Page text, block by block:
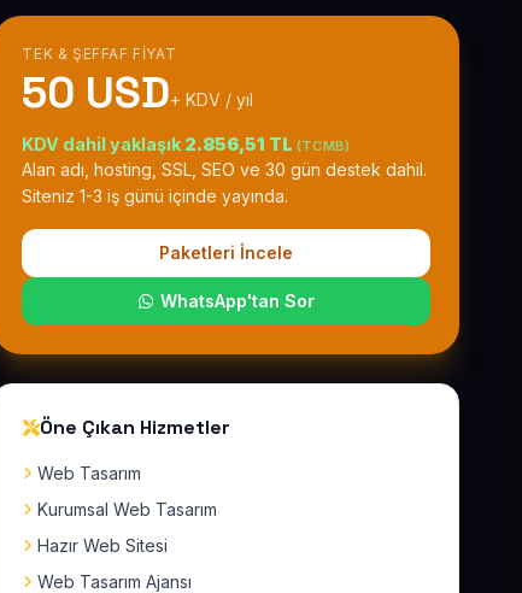
TEK & ŞEFFAF FIYAT
50 USD+ KDV / yıl
KDV dahil yaklaşık 2.856,51 TL (TCMB)
Alan adı, hosting, SSL, SEO ve 30 gün destek dahil.
Siteniz 1-3 iş günü içinde yayında.
Paketleri İncele
WhatsApp'tan Sor
Öne Çıkan Hizmetler
Web Tasarım
Kurumsal Web Tasarım
Hazır Web Sitesi
Web Tasarım Ajansı